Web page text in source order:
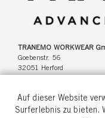
TRANEMO WORKWEAR
Goebenstr. 56
32051 Herford
Auf dieser Website
Surferlebnis zu bieten.